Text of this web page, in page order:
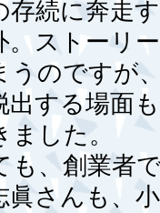
存続に奔走
。ストーリ
うのですが
出する場面
した。
、創業者
眞さんも、